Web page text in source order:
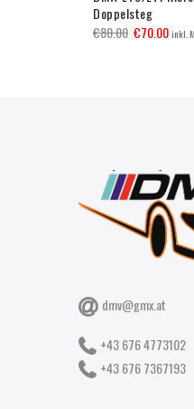
Doppelsteg
€80.00 €70.00inkl.
dmv@gmx.at
+43 676 4773102
+43 676 7367193